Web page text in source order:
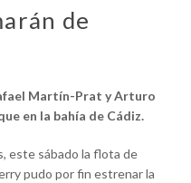
de
Martín-Prat y Arturo
en la bahía de Cádiz.
este sábado la flota de
pudo por fin estrenar la